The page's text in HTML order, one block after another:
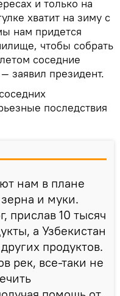
и только на
хватит на зиму с
нам придется
чтобы собрать
соседние
заявил президент.
последствия
нам в плане
зерна и муки.
прислав 10 тысяч
а Узбекистан
продуктов.
рек, все-таки не